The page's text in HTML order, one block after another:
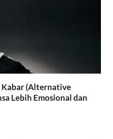
Kabar (Alternative
Lebih Emosional dan